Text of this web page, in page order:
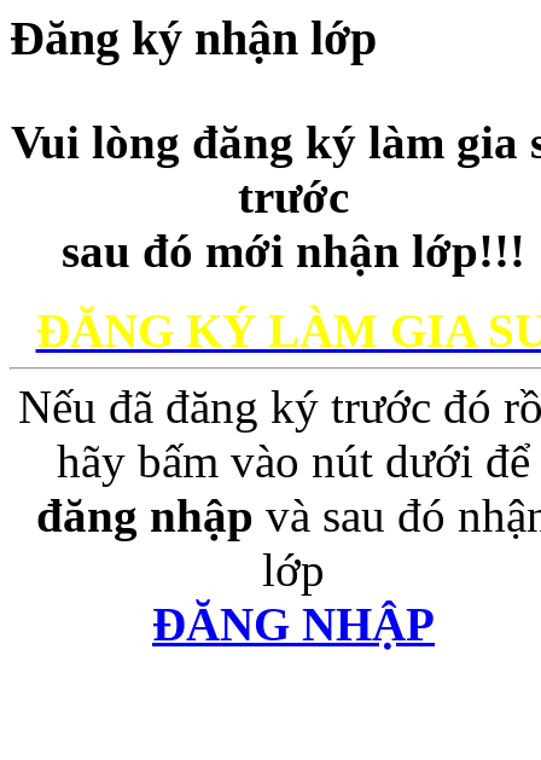
Đăng ký nhận lớp
Vui lòng đăng ký làm gia
trước
sau đó mới nhận lớp!!!
ĐĂNG KÝ LÀM GIA
Nếu đã đăng ký trước đó
hãy bấm vào nút dưới để
đăng nhập và sau đó
lớp
ĐĂNG NHẬP